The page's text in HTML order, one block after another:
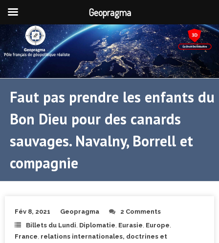
Faut pas prendre les enfants du
Bon Dieu pour des canards
sauvages. Navalny, Borrell et
compagnie
Fév 8, 2021 Geopragma
2 Comments
Billets du Lundi Diplomatie Eurasie Europe
France relations internationales, doctrines et
Geopragma